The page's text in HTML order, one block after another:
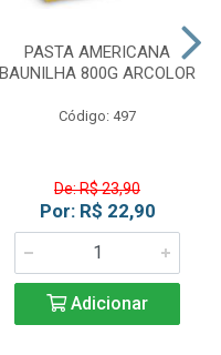
PASTA AMERICANA
BAUNILHA 800G ARCOLOR
Código: 497
De: R$ 23,90
Por: R$ 22,90
Adicionar